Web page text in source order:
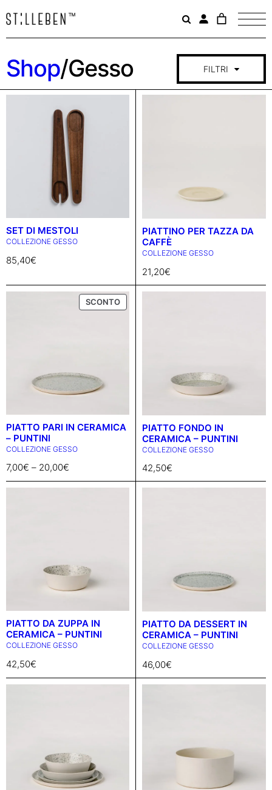
Il
è
Shop/Gesso FILTRI
CATEGORIA
CAFFÈ E THE
CUCINA
SET DI MESTOLI
COLLEZIONE GESSO
85,40€
PIATTINO PER TAZZA DA
CAFFÈ
COLLEZIONE GESSO
21,20€
SCONTOP
R
A
L
PIATTO PARI IN CERAMICA
– PUNTINI
COLLEZIONE GESSO
7,00€ – 20,00€
PIATTO FONDO IN
CERAMICA – PUNTINI
COLLEZIONE GESSO
42,50€
PIATTO DA ZUPPA IN
CERAMICA – PUNTINI
COLLEZIONE GESSO
42,50€
PIATTO DA DESSERT IN
CERAMICA – PUNTINI
COLLEZIONE GESSO
46,00€